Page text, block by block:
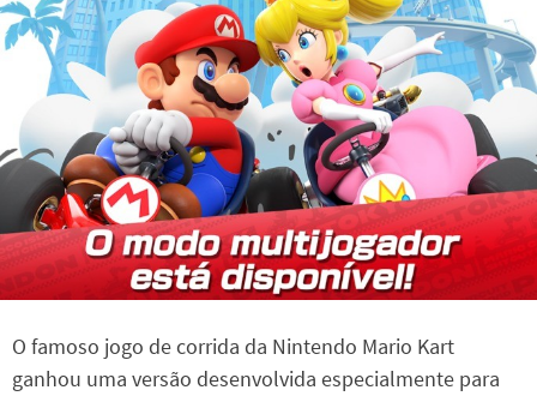
O famoso jogo de corrida da Nintendo Mario Kart
ganhou uma versão desenvolvida especialmente para